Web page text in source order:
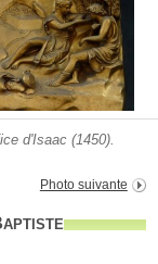
d'Isaac (1450).
Photo suivante